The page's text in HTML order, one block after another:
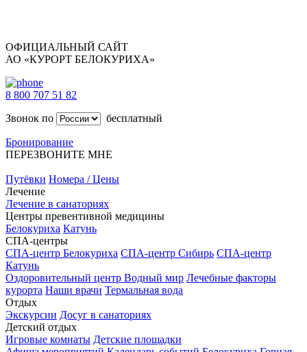
ОФИЦИАЛЬНЫЙ САЙТ
АО «КУРОРТ БЕЛОКУРИХА»
8 800 707 51 82
Звонок по
бесплатный
Бронирование
ПЕРЕЗВОНИТЕ МНЕ
Путёвки Номера / Цены
Лечение
Лечение в санаториях
Центры превентивной медицины
Белокуриха Катунь
СПА-центры
СПА-центр Белокуриха СПА-центр Сибирь СПА-центр
Катунь
Оздоровительный центр Водный мир Лечебные факторы
курорта Наши врачи Термальная вода
Отдых
Экскурсии Досуг в санаториях
Детский отдых
Игровые комнаты Детские площадки